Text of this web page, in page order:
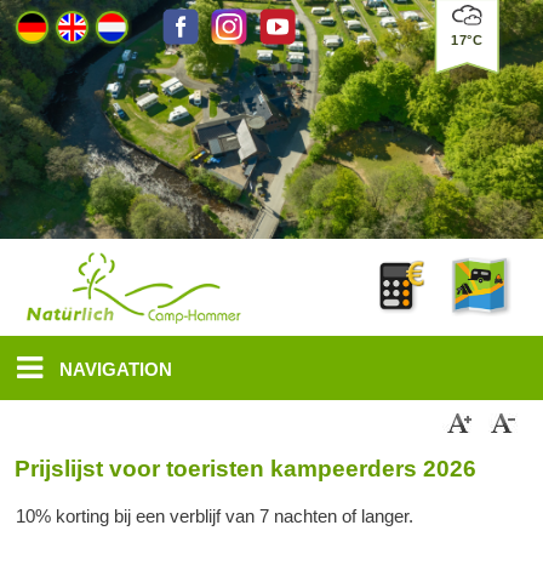
17°C
NAVIGATION
Prijslijst voor toeristen kampeerders 2026
10% korting bij een verblijf van 7 nachten of langer.